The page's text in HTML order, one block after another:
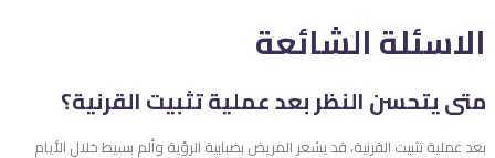
الاسئلة الشائعة
متى يتحسن النظر بعد عملية تثبيت القرنية؟
بعد عملية تثبيت القرنية، قد يشعر المريض بضبابية الرؤية وألم بسيط خلال الأيام